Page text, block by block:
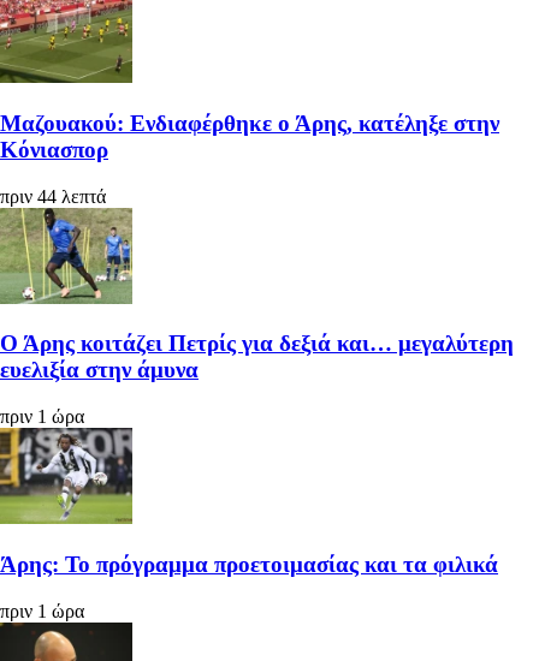
Μαζουακού: Ενδιαφέρθηκε ο Άρης, κατέληξε στην
Κόνιασπορ
πριν 44 λεπτά
Ο Άρης κοιτάζει Πετρίς για δεξιά και… μεγαλύτερη
ευελιξία στην άμυνα
πριν 1 ώρα
Άρης: Το πρόγραμμα προετοιμασίας και τα φιλικά
πριν 1 ώρα